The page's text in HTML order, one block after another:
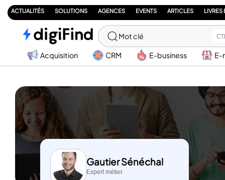
ACTUALITÉS SOLUTIONS AGENCES EVENTS ARTICLES LIVRES
Mot clé
Acquisition CRM E-business E-
Gautier Sénéchal
Expert métier